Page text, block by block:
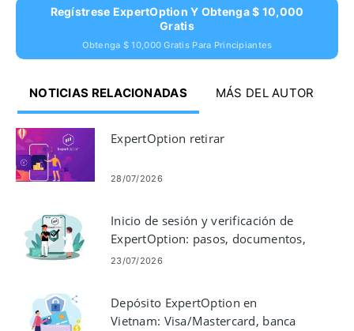
Regístrese ExpertOption Y Obtenga $ 10,000
Gratis
Obtenga $ 10,000 Gratis Para Principiantes
NOTICIAS RELACIONADAS MÁS DEL AUTOR
ExpertOption retirar
28/07/2026
Inicio de sesión y verificación de
ExpertOption: pasos, documentos,
solución de problemas
23/07/2026
Depósito ExpertOption en
Vietnam: Visa/Mastercard, banca